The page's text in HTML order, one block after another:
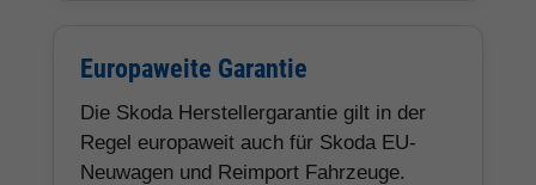
Europaweite Garantie
Die Skoda Herstellergarantie gilt in der
Regel europaweit auch für Skoda EU-
Neuwagen und Reimport Fahrzeuge.